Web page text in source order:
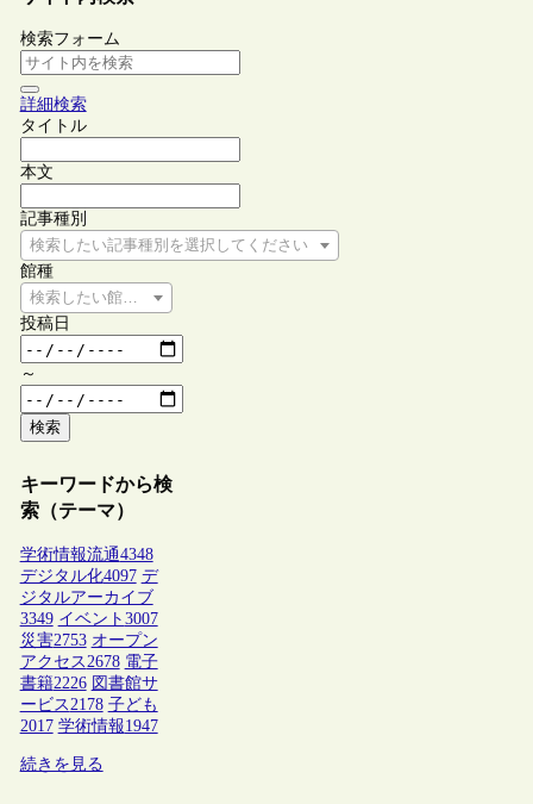
検索フォーム
詳細検索
タイトル
本文
記事種別
検索したい記事種別を選択してください
館種
検索したい館種を選択してください
投稿日
～
検索
キーワードから検
索（テーマ）
学術情報流通4348
デジタル化4097 デ
ジタルアーカイブ
3349 イベント 3007
災害2753 オープン
アクセス 2678 電子
書籍2226 図書館サ
ービス 2178 子ども
2017 学術情報1947
続きを見る